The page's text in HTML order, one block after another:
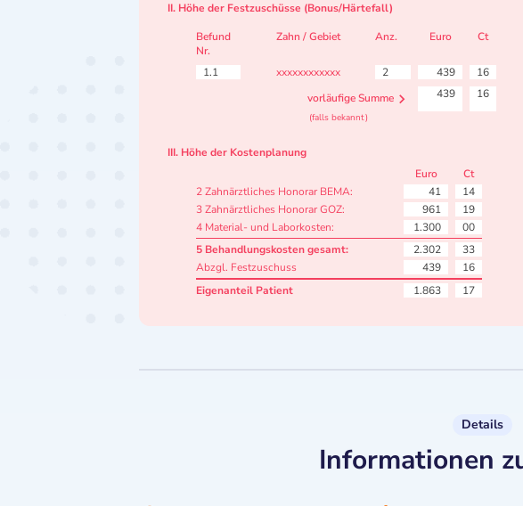
II. Höhe der Festzuschüsse (Bonus/Härtefall)
Befund
Nr.
Zahn / Gebiet Anz. Euro Ct
1.1 xxxxxxxxxxxx 2 439
16
vorläufige Summe
439 16
(falls bekannt)
III. Höhe der Kostenplanung
Euro
Ct
2 Zahnärztliches Honorar BEMA:
41
14
3 Zahnärztliches Honorar GOZ:
961
19
4 Material- und Laborkosten:
1.300
00
5 Behandlungskosten gesamt:
2.302
33
Abzgl. Festzuschuss
439
16
Eigenanteil Patient
1.863 17
Details
Informationen